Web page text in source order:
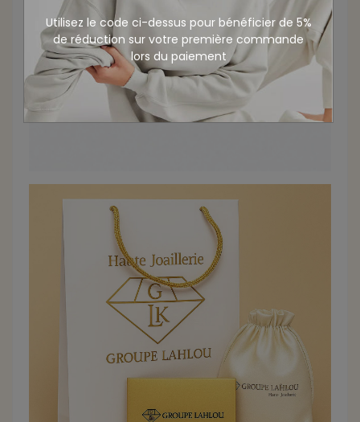
Utilisez le code ci-dessus pour bénéficier de 5%
de réduction sur votre première commande
lors du paiement